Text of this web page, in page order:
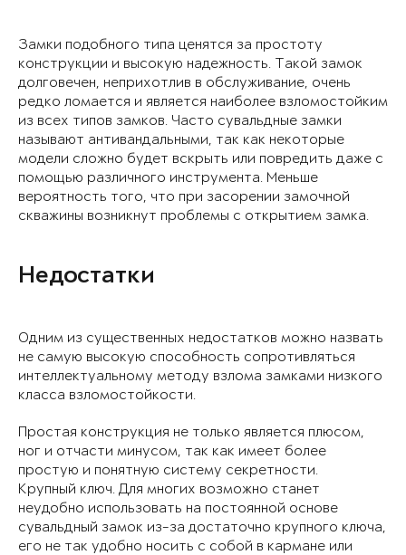
Замки подобного типа ценятся за простоту
конструкции и высокую надежность. Такой замок
долговечен, неприхотлив в обслуживание, очень
редко ломается и является наиболее взломостойким
из всех типов замков. Часто сувальдные замки
называют антивандальными, так как некоторые
модели сложно будет вскрыть или повредить даже с
помощью различного инструмента. Меньше
вероятность того, что при засорении замочной
скважины возникнут проблемы с открытием замка.
Недостатки
Одним из существенных недостатков можно назвать
не самую высокую способность сопротивляться
интеллектуальному методу взлома замками низкого
класса взломостойкости.
Простая конструкция не только является плюсом,
ног и отчасти минусом, так как имеет более
простую и понятную систему секретности.
Крупный ключ. Для многих возможно станет
неудобно использовать на постоянной основе
сувальдный замок из-за достаточно крупного ключа,
его не так удобно носить с собой в кармане или